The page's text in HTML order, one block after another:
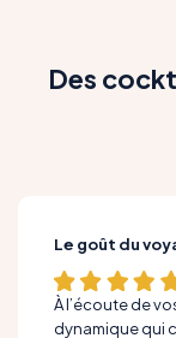
Des
Le goût du
À l’écoute de
dynamique qui